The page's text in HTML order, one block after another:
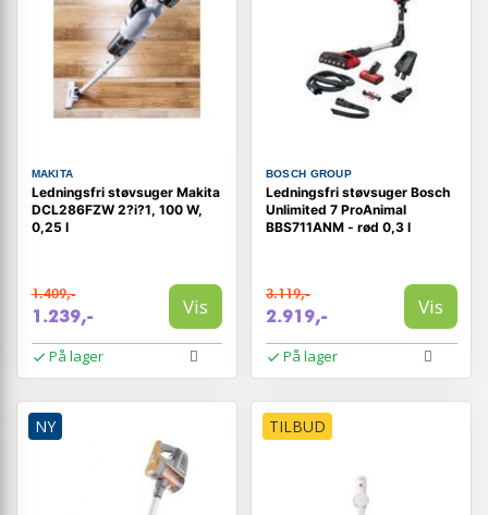
MAKITA
Ledningsfri støvsuger Makita
DCL286FZW 2?i?1, 100 W,
0,25 l
1.409,-
1.239,- Vis
På lager
BOSCH GROUP
Ledningsfri støvsuger Bosch
Unlimited 7 ProAnimal
BBS711ANM - rød 0,3 l
3.119,-
2.919,- Vis
På lager
NY TILBUD